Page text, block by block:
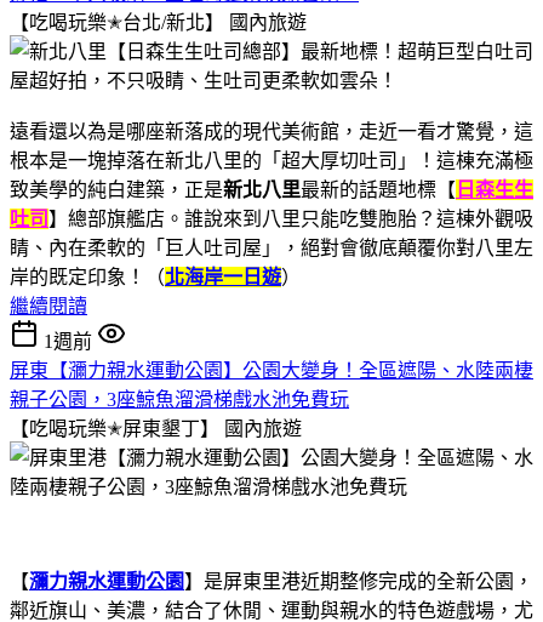
【吃喝玩樂✭台北/新北】
國內旅遊
遠看還以為是哪座新落成的現代美術館，走近一看才驚覺，這
根本是一塊掉落在新北八里的「超大厚切吐司」！這棟充滿極
致美學的純白建築，正是新北八里最新的話題地標【 日森生生
吐司 】總部旗艦店。誰說來到八里只能吃雙胞胎？這棟外觀吸
睛、內在柔軟的「巨人吐司屋」，絕對會徹底顛覆你對八里左
岸的既定印象！（北海岸一日遊）
繼續閱讀
1週前
屏東【瀰力親水運動公園】公園大變身！全區遮陽、水陸兩棲
親子公園，3座鯨魚溜滑梯戲水池免費玩
【吃喝玩樂✭屏東墾丁】
國內旅遊
【瀰力親水運動公園】是屏東里港近期整修完成的全新公園，
鄰近旗山、美濃，結合了休閒、運動與親水的特色遊戲場，尤